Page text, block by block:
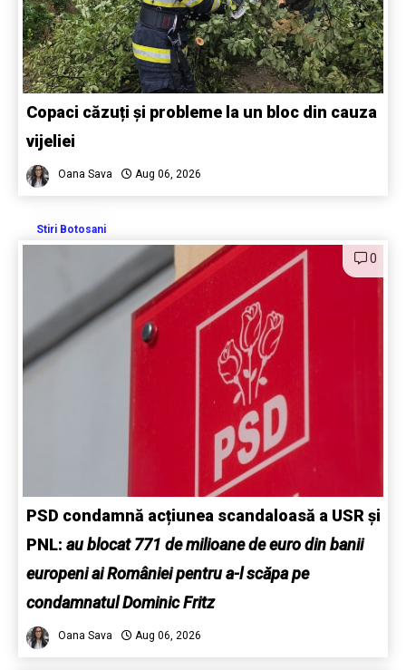
Copaci căzuți și probleme la un bloc din cauza
vijeliei
Oana Sava Aug 06, 2026
Stiri Botosani
0
PSD condamnă acțiunea scandaloasă a USR și
PNL: au blocat 771 de milioane de euro din banii
europeni ai României pentru a-l scăpa pe
condamnatul Dominic Fritz
Oana Sava Aug 06, 2026